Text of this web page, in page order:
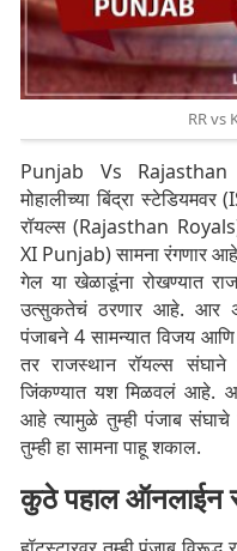
RR vs
Punjab Vs
मोहालीच्या बिंद्रा
रॉयल्स (Rajasthan
XI Punjab) सामना रंगणार
गेल या खेळाडूंना रोखण्यात
उत्सुकतेचं ठरणार आहे. आर
पंजाबने 4 सामन्यात विजय आणि
तर राजस्थान रॉयल्स
जिंकण्यात यश मिळवलं आहे.
आहे त्यामुळे तुम्ही पंजाब
तुम्ही हा सामना पाहू शकाल.
कुठे पहाल ऑनलाईन